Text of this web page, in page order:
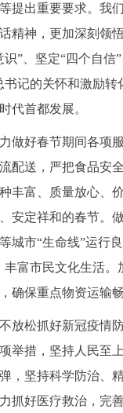
我要咨询
在线访谈
十六区概览
图说北京
한국어
العربية
提出重要要求。我
精神，更加深刻领
”、坚定“四个自信
书记的关怀和激励转
代首都发展。
好春节期间各项
配送，严把食品安
丰富、质量放心、
安定祥和的春节。
城市“生命线”运行
丰富市民文化生活。
确保重点物资运输畅
松抓好新冠疫情防
举措，坚持人民至
，坚持科学防治、
抓好医疗救治，完